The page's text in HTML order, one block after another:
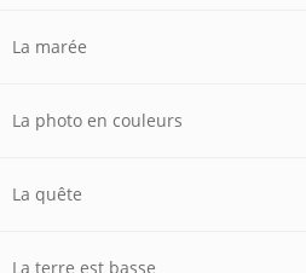
La marée
La photo en couleurs
La quête
La terre est basse